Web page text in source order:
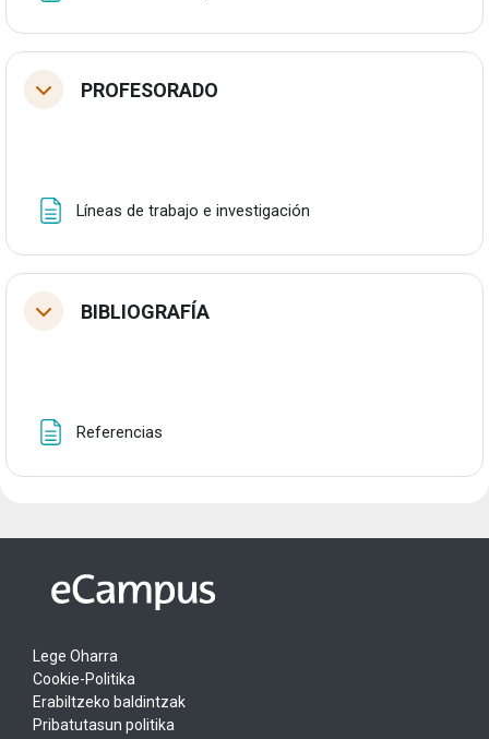
TolestuPROFESORADO
Líneas de trabajo e investigación
TolestuBIBLIOGRAFÍA
Referencias
Lege Oharra
Cookie-Politika
Erabiltzeko baldintzak
Pribatutasun politika